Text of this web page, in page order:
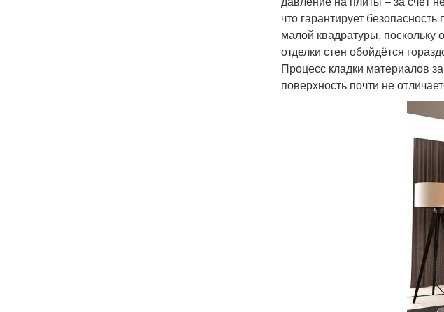
что гарантирует
малой квадратуры, поскольку
отделки стен обойдётся
Процесс кладки материалов
поверхность почти не